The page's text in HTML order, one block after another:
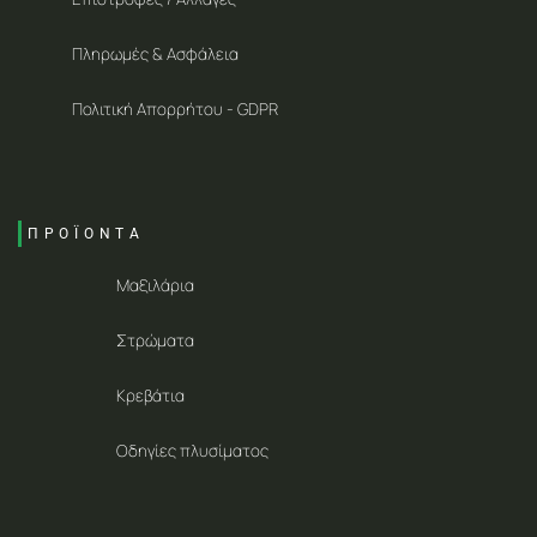
Πληρωμές & Ασφάλεια
Πολιτική Απορρήτου - GDPR
ΠΡΟΪΟΝΤΑ
Μαξιλάρια
Στρώματα
Κρεβάτια
Οδηγίες πλυσίματος